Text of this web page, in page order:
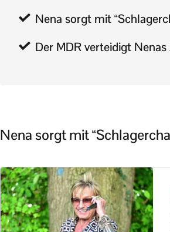
Nena sorgt mit
Der MDR verteidigt
Nena sorgt mit